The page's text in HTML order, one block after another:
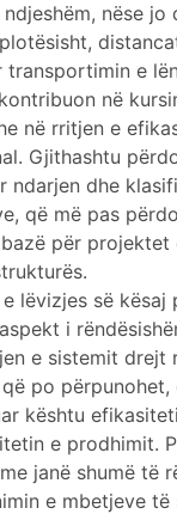
nëse jo
transportimin e
në
në rritjen e
Gjithashtu
ndarjen dhe
që më pas
për
lëvizjes së kësaj
i
e sistemit drejt
po përpunohet,
kështu
e prodhimit.
janë shumë të
e mbetjeve të